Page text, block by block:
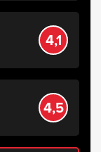
4,1
4,5